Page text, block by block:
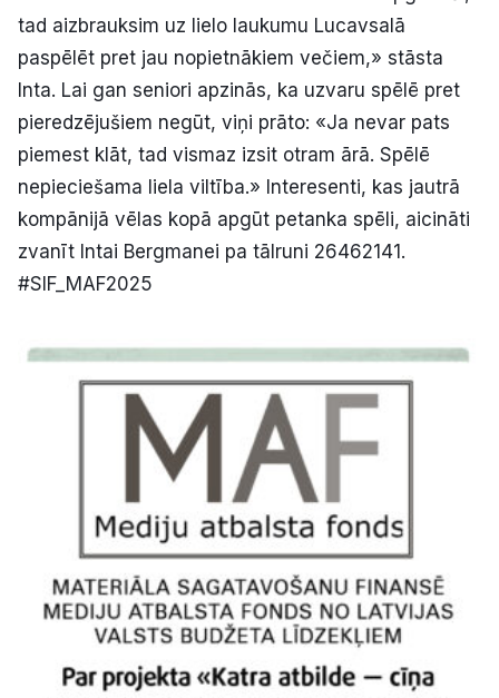
tad aizbrauksim uz lielo laukumu Lucavsalā
paspēlēt pret jau nopietnākiem večiem,» stāsta
Inta. Lai gan seniori apzinās, ka uzvaru spēlē pret
pieredzējušiem negūt, viņi prāto: «Ja nevar pats
piemest klāt, tad vismaz izsit otram ārā. Spēlē
nepieciešama liela viltība.» Interesenti, kas jautrā
kompānijā vēlas kopā apgūt petanka spēli, aicināti
zvanīt Intai Bergmanei pa tālruni 26462141.
#SIF_MAF2025